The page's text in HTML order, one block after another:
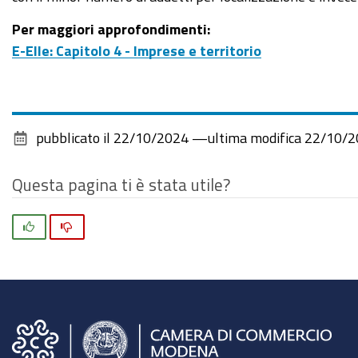
Per maggiori approfondimenti:
E-Elle: Capitolo 4 - Imprese e territorio
pubblicato il 22/10/2024 —ultima modifica 22/10/
Questa pagina ti è stata utile?